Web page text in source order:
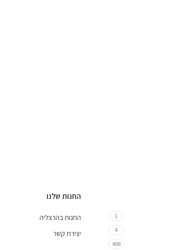
1
4
498
החנות שלנו
החנות בהרצליה
יצירת קשר